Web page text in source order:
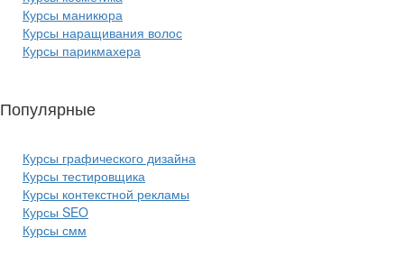
Курсы маникюра
Курсы наращивания волос
Курсы парикмахера
Популярные
Курсы графического дизайна
Курсы тестировщика
Курсы контекстной рекламы
Курсы SEO
Курсы смм